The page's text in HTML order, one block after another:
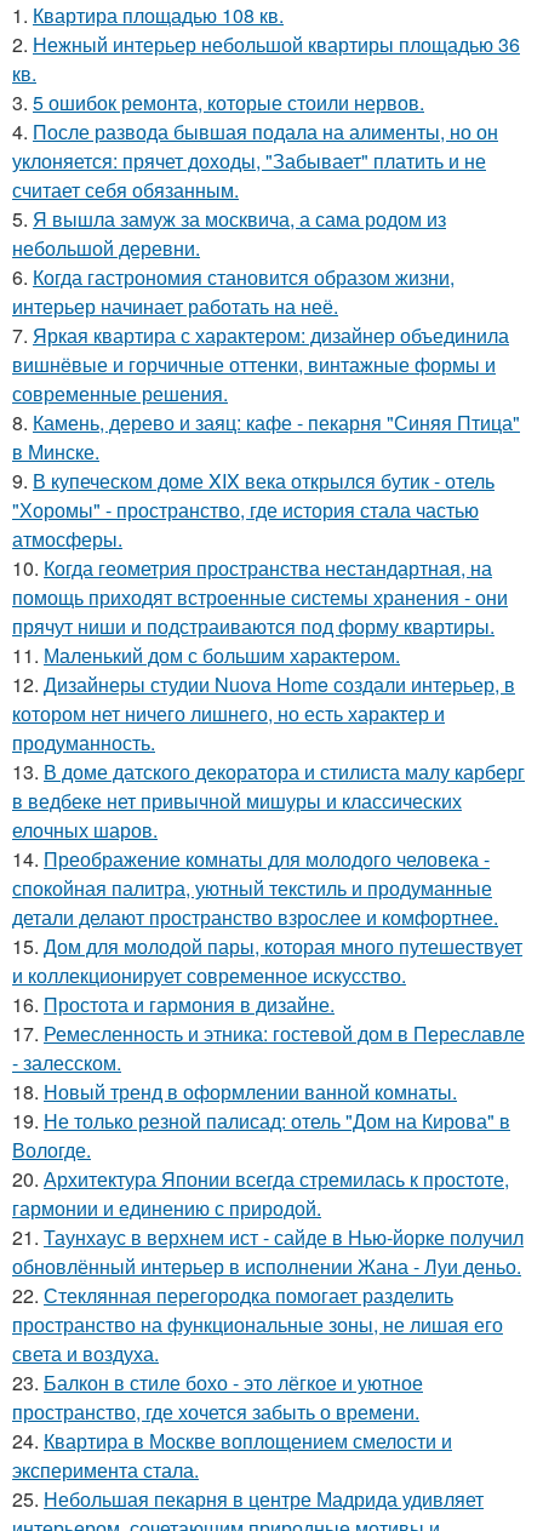
1. Квартира площадью 108 кв.
2. Нежный интерьер небольшой квартиры площадью 36
кв.
3. 5 ошибок ремонта, которые стоили нервов.
4. После развода бывшая подала на алименты, но он
уклоняется: прячет доходы, "Забывает" платить и не
считает себя обязанным.
5. Я вышла замуж за москвича, а сама родом из
небольшой деревни.
6. Когда гастрономия становится образом жизни,
интерьер начинает работать на неё.
7. Яркая квартира с характером: дизайнер объединила
вишнёвые и горчичные оттенки, винтажные формы и
современные решения.
8. Камень, дерево и заяц: кафе - пекарня "Синяя Птица"
в Минске.
9. В купеческом доме XIX века открылся бутик - отель
"Хоромы" - пространство, где история стала частью
атмосферы.
10. Когда геометрия пространства нестандартная, на
помощь приходят встроенные системы хранения - они
прячут ниши и подстраиваются под форму квартиры.
11. Маленький дом с большим характером.
12. Дизайнеры студии Nuova Home создали интерьер, в
котором нет ничего лишнего, но есть характер и
продуманность.
13. В доме датского декоратора и стилиста малу карберг
в ведбеке нет привычной мишуры и классических
елочных шаров.
14. Преображение комнаты для молодого человека -
спокойная палитра, уютный текстиль и продуманные
детали делают пространство взрослее и комфортнее.
15. Дом для молодой пары, которая много путешествует
и коллекционирует современное искусство.
16. Простота и гармония в дизайне.
17. Ремесленность и этника: гостевой дом в Переславле
- залесском.
18. Новый тренд в оформлении ванной комнаты.
19. Не только резной палисад: отель "Дом на Кирова" в
Вологде.
20. Архитектура Японии всегда стремилась к простоте,
гармонии и единению с природой.
21. Таунхаус в верхнем ист - сайде в Нью-йорке получил
обновлённый интерьер в исполнении Жана - Луи деньо.
22. Стеклянная перегородка помогает разделить
пространство на функциональные зоны, не лишая его
света и воздуха.
23. Балкон в стиле бохо - это лёгкое и уютное
пространство, где хочется забыть о времени.
24. Квартира в Москве воплощением смелости и
эксперимента стала.
25. Небольшая пекарня в центре Мадрида удивляет